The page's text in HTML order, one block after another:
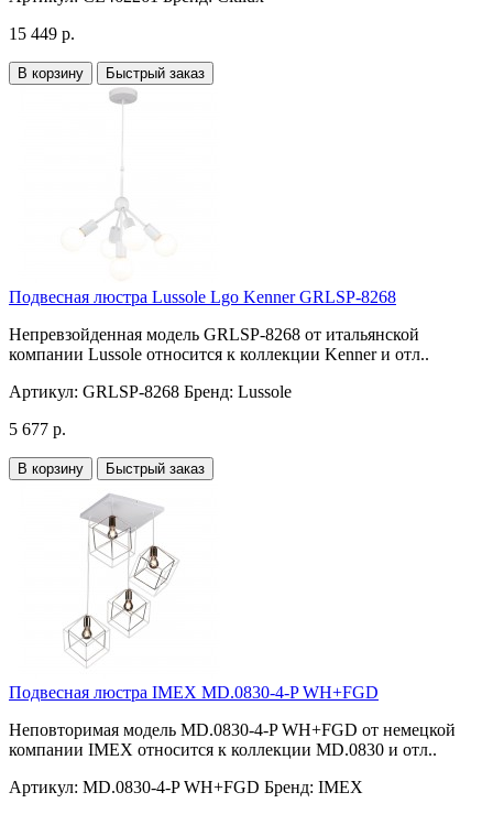
15 449 р.
В корзину Быстрый заказ
Подвесная люстра Lussole Lgo Kenner GRLSP-8268
Непревзойденная модель GRLSP-8268 от итальянской
компании Lussole относится к коллекции Kenner и отл..
Артикул: GRLSP-8268 Бренд: Lussole
5 677 р.
В корзину Быстрый заказ
Подвесная люстра IMEX MD.0830-4-P WH+FGD
Неповторимая модель MD.0830-4-P WH+FGD от немецкой
компании IMEX относится к коллекции MD.0830 и отл..
Артикул: MD.0830-4-P WH+FGD Бренд: IMEX